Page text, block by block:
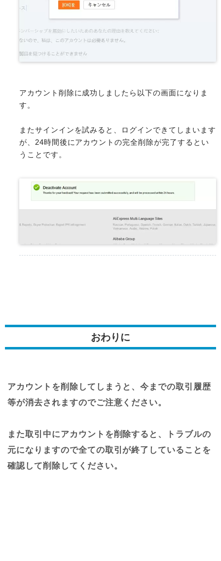
アカウント削除に成功しましたら以下の画面になりま
す。
またサインインを試みると、ログインできてしまいます
が、24時間後にアカウントの完全削除が完了するとい
うことです。
おわりに
アカウントを削除してしまうと、今までの取引履歴
等が消去されますのでご注意ください。
また取引中にアカウントを削除すると、トラブルの
元になりますので全ての取引が終了していることを
確認して削除してください。